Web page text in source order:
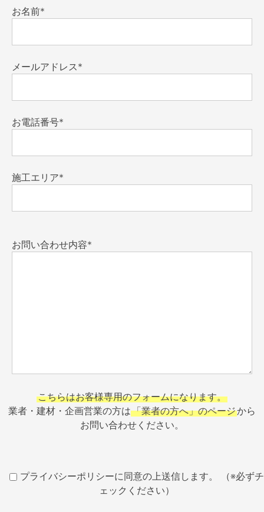
お名前*
メールアドレス*
お電話番号*
施工エリア*
お問い合わせ内容*
こちらはお客様専用のフォームになります。
業者・建材・企画営業の方は「業者の方へ」のページから
お問い合わせください。
プライバシーポリシーに同意の上送信します。 （※必ずチ
ェックください）